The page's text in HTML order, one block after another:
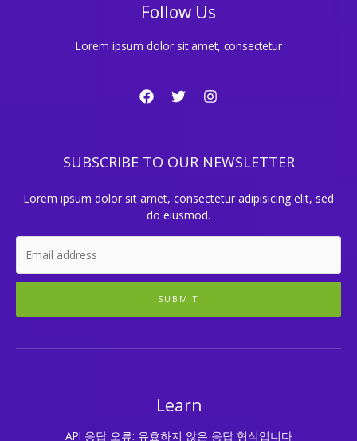
Follow Us
Lorem ipsum dolor sit amet, consectetur
SUBSCRIBE TO OUR NEWSLETTER
Lorem ipsum dolor sit amet, consectetur adipisicing elit, sed
do eiusmod.
SUBMIT
Learn
API 응답 오류: 유효하지 않은 응답 형식입니다